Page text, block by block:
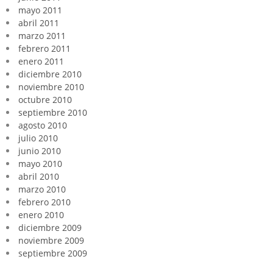
mayo 2011
abril 2011
marzo 2011
febrero 2011
enero 2011
diciembre 2010
noviembre 2010
octubre 2010
septiembre 2010
agosto 2010
julio 2010
junio 2010
mayo 2010
abril 2010
marzo 2010
febrero 2010
enero 2010
diciembre 2009
noviembre 2009
septiembre 2009